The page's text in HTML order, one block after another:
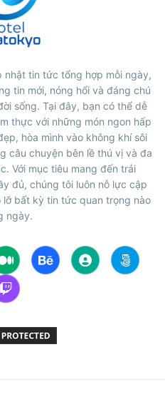
nhật tin tức tổng hợp mỗi ngày,
tin mới, nóng hổi và đáng chú
sống. Tại đây, bạn có thể dễ
thực với những món ngon hấp
hòa mình vào không khí sôi
câu chuyện bên lề thú vị và đa
Với mục tiêu mang đến trải
đủ, chúng tôi luôn nỗ lực cập
bất kỳ tin tức quan trọng nào
ngày.